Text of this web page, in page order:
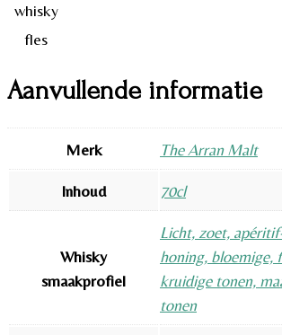
Aanvullende informatie
Merk The Arran Malt
Inhoud 70cl
Whisky
smaakprofiel
Licht, zoet,
honing, bloemige,
kruidige tonen,
tonen